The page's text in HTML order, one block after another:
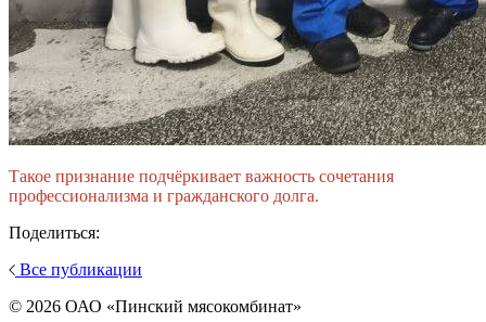
Такое признание подчёркивает важность сочетания
профессионализма и гражданского долга.
Поделиться:
Все публикации
© 2026 ОАО «Пинский мясокомбинат»